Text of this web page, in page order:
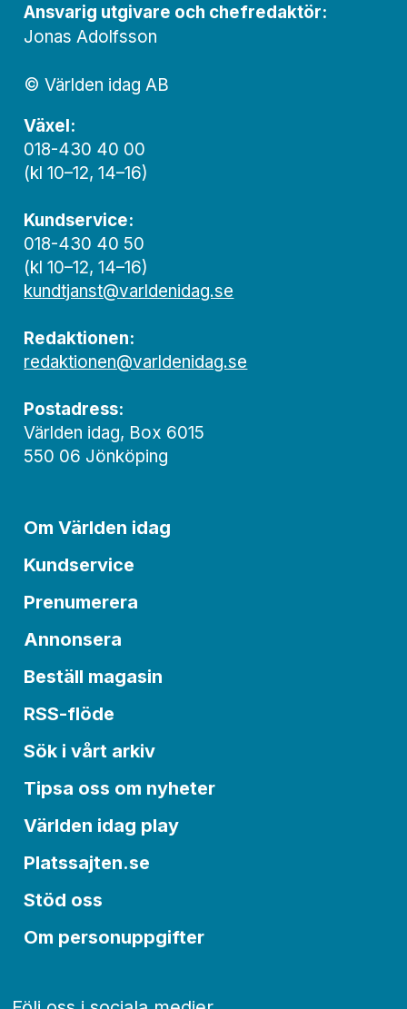
Ansvarig utgivare och chef­redaktör:
Jonas Adolfsson
© Världen idag AB
Växel:
018-430 40 00
(kl 10–12, 14–16)
Kundservice:
018-430 40 50
(kl 10–12, 14–16)
kundtjanst@varldenidag.se
Redaktionen:
redaktionen@varldenidag.se
Postadress:
Världen idag, Box 6015
550 06 Jönköping
Om Världen idag
Kundservice
Prenumerera
Annonsera
Beställ magasin
RSS-flöde
Sök i vårt arkiv
Tipsa oss om nyheter
Världen idag play
Platssajten.se
Stöd oss
Om personuppgifter